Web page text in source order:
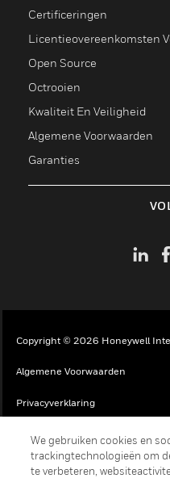
toggle view
Certificeringen
Licentieovereenkomsten
Open Source
Octrooien
Kwaliteit En Veiligheid
Algemene Voorwaarden
Garanties
Copyright © 2026 Honeywell
Algemene Voorwaarden
Privacyverklaring
Uw Privacykeuzes
Cookies
We gebruiken cookies en
trackingtechnologieën om
te verbeteren,